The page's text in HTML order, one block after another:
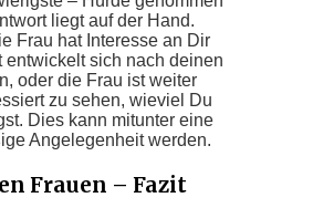
liegt auf der Hand.
Frau hat Interesse an Dir
entwickelt sich nach deinen
oder die Frau ist weiter
zu sehen, wieviel Du
Dies kann mitunter eine
Angelegenheit werden.
Frauen – Fazit